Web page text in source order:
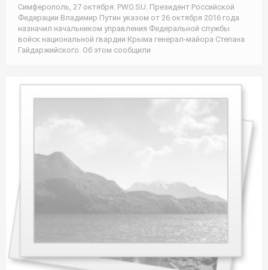
Симферополь, 27 октября. PWO.SU. Президент Российской
Федерации Владимир Путин указом от 26 октября 2016 года
назначил начальником управления Федеральной службы
войск национальной гвардии Крыма генерал-майора Степана
Гайдаржийского. Об этом сообщили